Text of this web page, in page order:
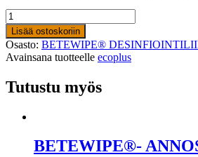
ECOPLUS®-
JÄRJESTELMÄ
määrä
Lisää ostoskoriin
Osasto: BETEWIPE®
Avainsana tuotteelle ecoplus
Tutustu myös
BETEWIPE®-